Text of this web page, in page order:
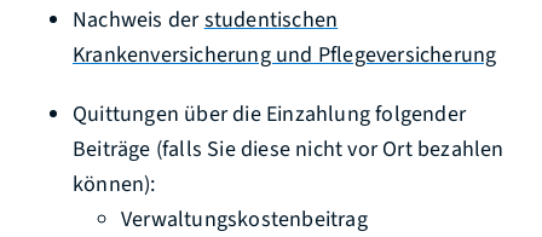
Nachweis derstudentischen
Krankenversicherung und Pflegeversicherung
Quittungen über die Einzahlung folgender
Beiträge (falls Sie diese nicht vor Ort bezahlen
können):
Verwaltungskostenbeitrag